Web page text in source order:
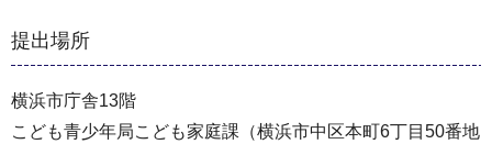
提出場所
横浜市庁舎13階
こども青少年局こども家庭課（横浜市中区本町6丁目50番地